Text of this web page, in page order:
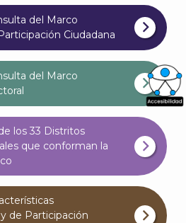
del Marco
Ciudadana
del Marco
los 33 Distritos
que conforman la
de Participación